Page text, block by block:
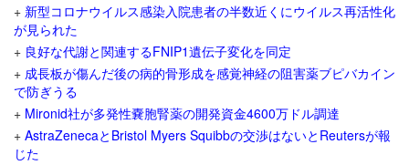
+ 新型コロナウイルス感染入院患者の半数近くにウイルス再活性化
が見られた
+ 良好な代謝と関連するFNIP1遺伝子変化を同定
+ 成長板が傷んだ後の病的骨形成を感覚神経の阻害薬ブピバカイン
で防ぎうる
+ Mironid社が多発性嚢胞腎薬の開発資金4600万ドル調達
+ AstraZenecaとBristol Myers Squibbの交渉はないとReutersが報
じた